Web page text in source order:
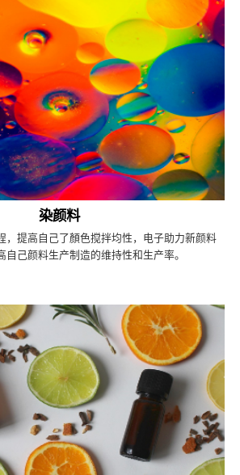
染颜料
，提高自己了顏色搅拌均性，电子助力新颜料
自己颜料生产制造的维持性和生产率。